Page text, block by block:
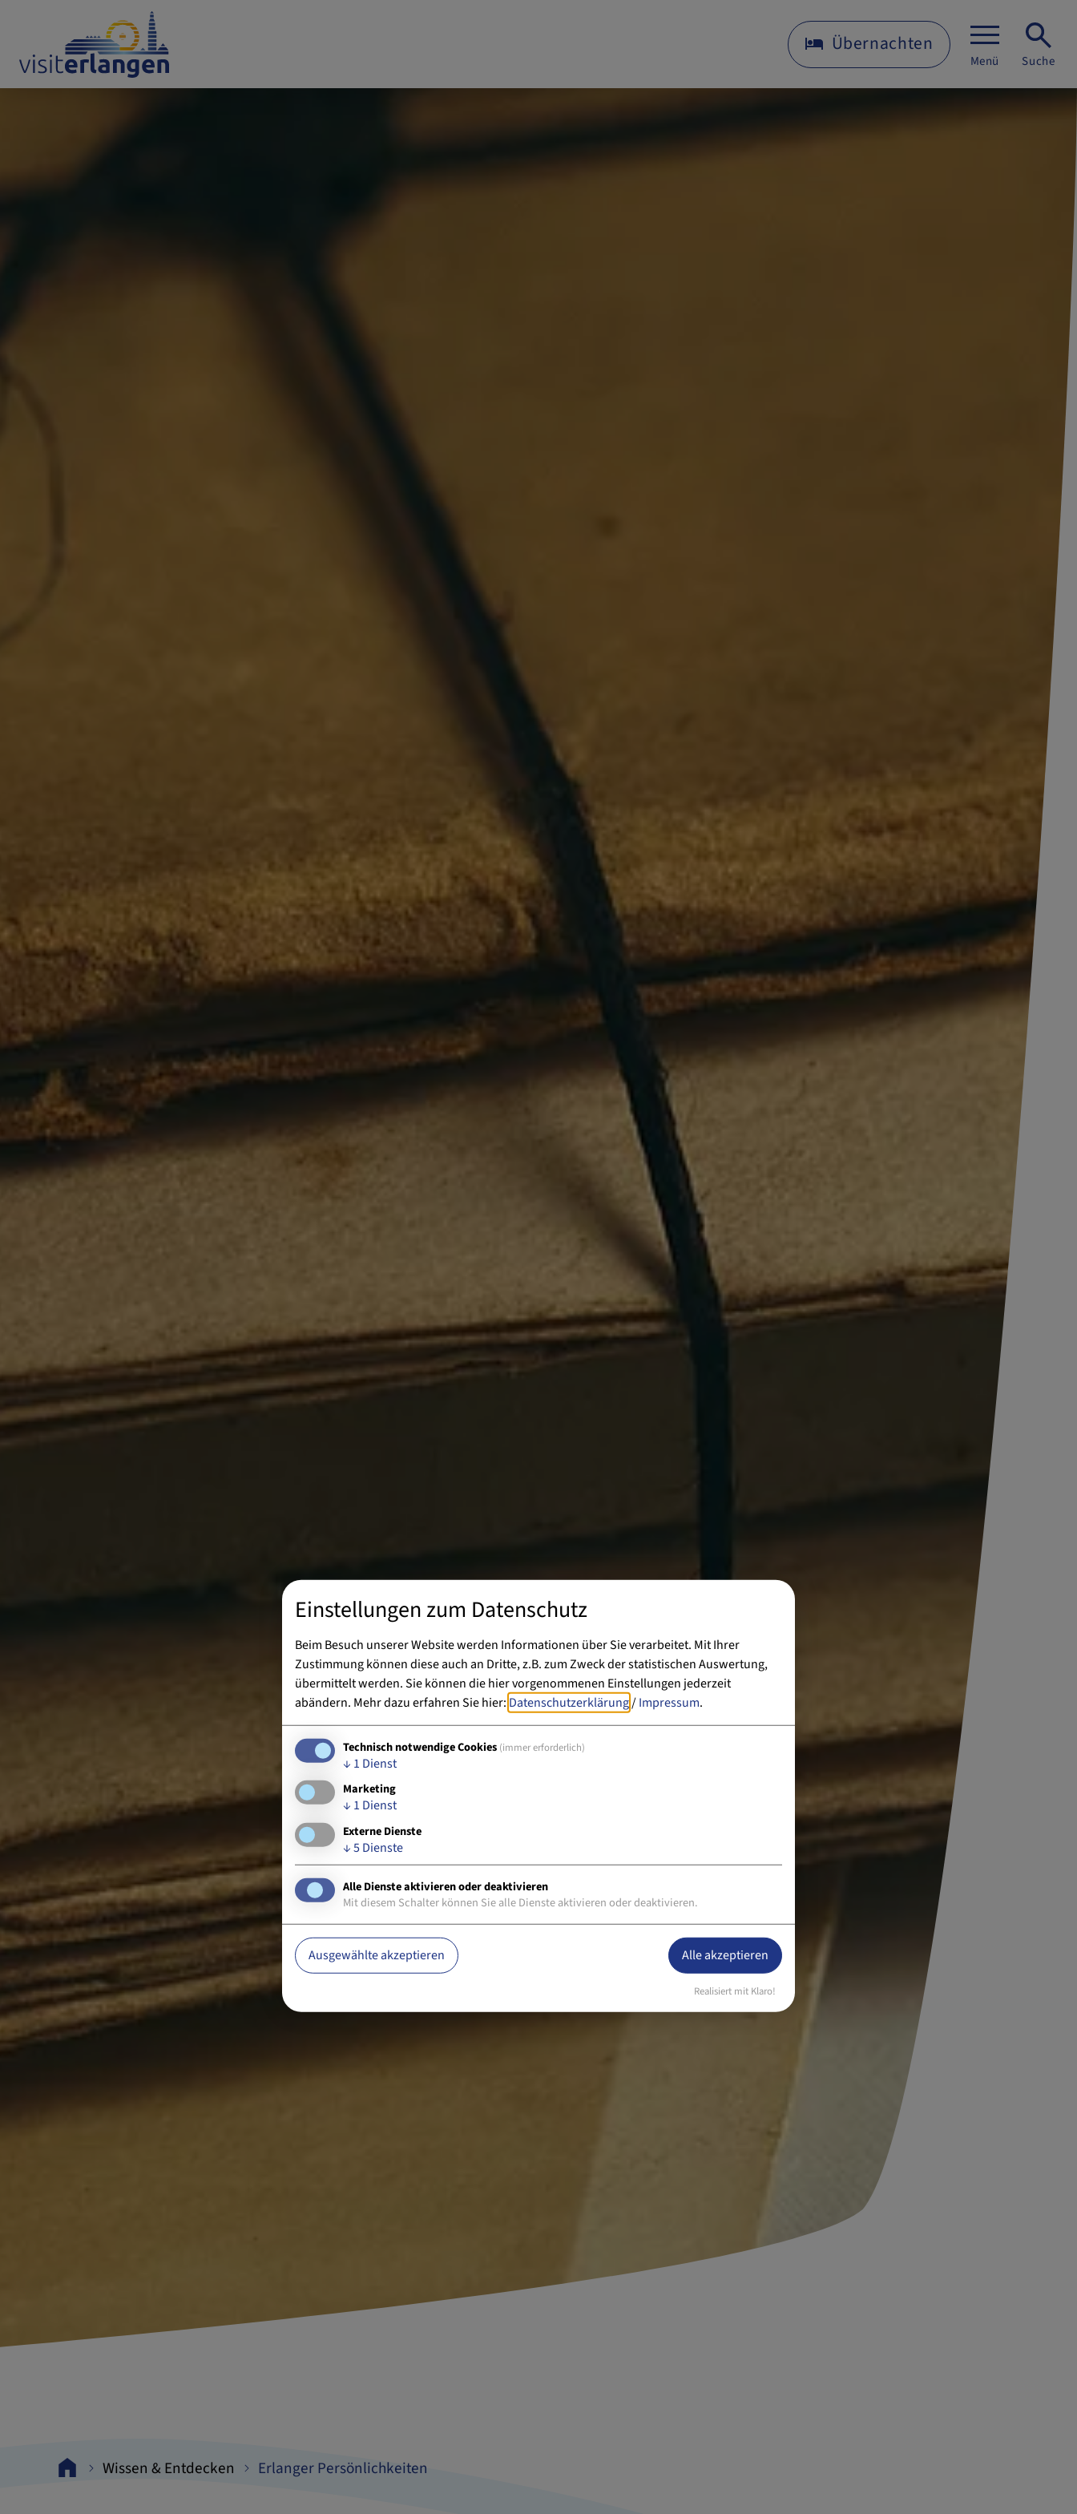
Übernachten
Menü Suche
Erlanger Persönlichkeiten
Wissen & Entdecken
Einstellungen zum Datenschutz
Beim Besuch unserer Website werden Informationen über Sie verarbeitet. Mit Ihrer
Zustimmung können diese auch an Dritte, z.B. zum Zweck der statistischen Auswertung,
übermittelt werden. Sie können die hier vorgenommenen Einstellungen jederzeit
abändern. Mehr dazu erfahren Sie hier: Datenschutzerklärung/Impressum.
Technisch notwendige Cookies (immer erforderlich)
↓ 1 Dienst
Marketing
↓ 1 Dienst
Externe Dienste
↓5Dienste
Alle Dienste aktivieren oder deaktivieren
Mit diesem Schalter können Sie alle Dienste aktivieren oder deaktivieren.
Ausgewählte akzeptieren Alle akzeptieren
Realisiert mit Klaro!